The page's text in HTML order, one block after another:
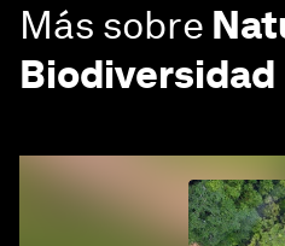
Más sobre
Biodiversidad